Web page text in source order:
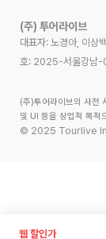
(주) 투어라이브
대표자: 노경아, 이상백
호: 2025-서울강남
(주)투어라이브의 사전
및 UI 등을 상업적 목적
© 2025 Tourlive
웹 할인가